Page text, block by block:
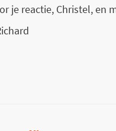
je reactie, Christel, en